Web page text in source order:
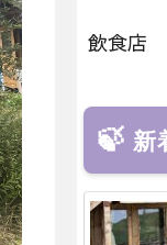
飲食店
新